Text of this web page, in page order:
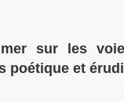
sur les
poétique et